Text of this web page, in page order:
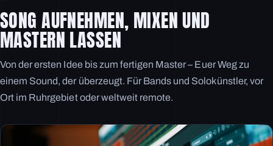
SONG AUFNEHMEN, MIXEN UND
MASTERN LASSEN
Von der ersten Idee bis zum fertigen Master – Euer Weg zu
einem Sound, der überzeugt. Für Bands und Solokünstler, vor
Ort im Ruhrgebiet oder weltweit remote.